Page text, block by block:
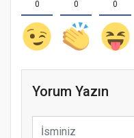
0 0 0
Yorum Yazın